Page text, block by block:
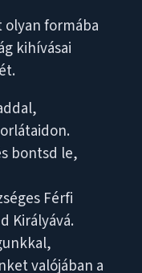
olyan formába
kihívásai
bontsd le,
Férfi
Királyává.
valójában a